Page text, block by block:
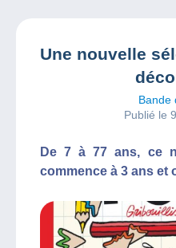
Une nouvelle
Bande
Publié le
De 7 à 77 ans, ce
commence à 3 ans et